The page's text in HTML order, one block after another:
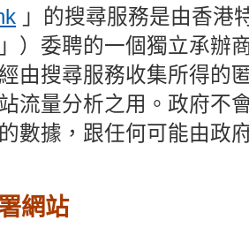
」的搜尋服務是由香港
」）委聘的一個獨立承辦
由搜尋服務收集所得的
流量分析之用。政府不
數據，跟任何可能由政
網站